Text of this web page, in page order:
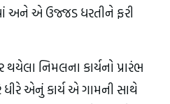
અને એ ઉજ્જડ ધરતીને ફરી
નિમલના કાર્યનો પ્રારંભ
એનું કાર્ય એ ગામની સાથે